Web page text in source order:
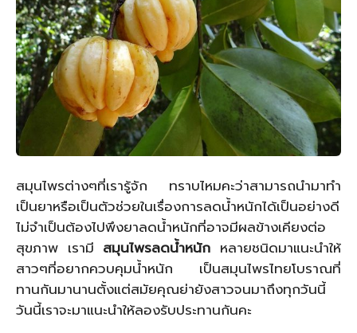
สมุนไพรต่างๆที่เรารู้จัก ทราบไหมคะว่าสามารถนำมาทำ
เป็นยาหรือเป็นตัวช่วยในเรื่องการลดน้ำหนักได้เป็นอย่างดี
ไม่จำเป็นต้องไปพึงยาลดน้ำหนักที่อาจมีผลข้างเคียงต่อ
สุขภาพ เรามี สมุนไพรลดน้ำหนัก หลายชนิดมาแนะนำให้
สาวๆที่อยากควบคุมน้ำหนัก เป็นสมุนไพรไทยโบราณที่
ทานกันมานานตั้งแต่สมัยคุณย่ายังสาวจนมาถึงทุกวันนี้
วันนี้เราจะมาแนะนำให้ลองรับประทานกันคะ